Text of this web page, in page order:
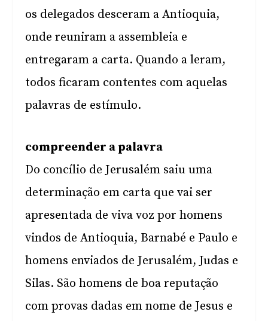
os delegados desceram a Antioquia,
onde reuniram a assembleia e
entregaram a carta. Quando a leram,
todos ficaram contentes com aquelas
palavras de estímulo.
compreender a palavra
Do concílio de Jerusalém saiu uma
determinação em carta que vai ser
apresentada de viva voz por homens
vindos de Antioquia, Barnabé e Paulo e
homens enviados de Jerusalém, Judas e
Silas. São homens de boa reputação
com provas dadas em nome de Jesus e